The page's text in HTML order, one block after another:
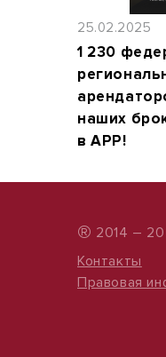
25.02.2025
1 230
наших
в АРР!
® 2014 –
Контакты
Правовая